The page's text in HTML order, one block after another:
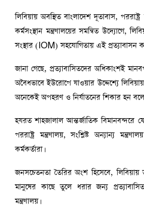
লিবিয়ায় অবস্থিত বাংলাদেশ দূতাবাস,
কর্মসংস্থান মন্ত্রণালয়ের সমন্বিত উদ্যোগে,
সংস্থার (IOM) সহযোগিতায় এই প্রত্যাবাসন
জানা গেছে, প্রত্যাবাসিতদের অধিকাংশই
অবৈধভাবে ইউরোপে যাওয়ার উদ্দেশ্যে
অনেকেই অপহরণ ও নির্যাতনের শিকার হন
হযরত শাহজালাল আন্তর্জাতিক বিমানবন্দরে
পররাষ্ট্র মন্ত্রণালয়, সংশ্লিষ্ট অন্যান্য
কর্মকর্তারা।
জনসচেতনতা তৈরির অংশ হিসেবে, লিবিয়ায়
মানুষের কাছে তুলে ধরার জন্য
মন্ত্রণালয়।